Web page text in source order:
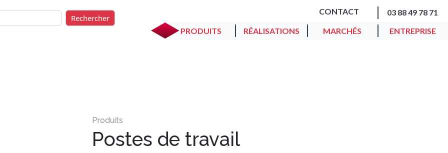
CONTACT
03 88 49 78 71
PRODUITS
RÉALISATIONS MARCHÉS ENTREPRISE
Rechercher
Postes de travail